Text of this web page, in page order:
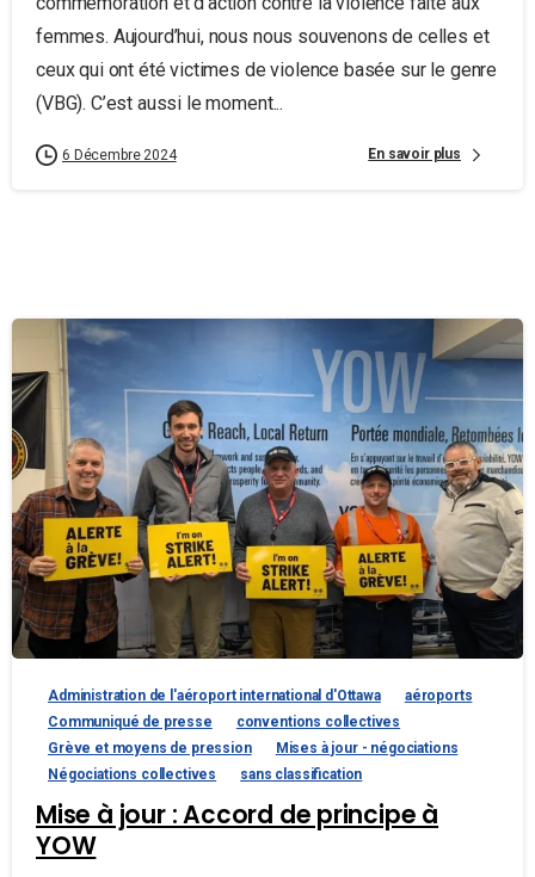
femmes. Aujourd’hui, nous nous souvenons de celles et
ceux qui ont été victimes de violence basée sur le genre
(VBG). C’est aussi le moment...
6 Décembre 2024 En savoir plus
Administration de l'aéroport international d'Ottawa
aéroports
Communiqué de presse
conventions collectives
Grève et moyens de pression
Mises à jour - négociations
Négociations collectives
sans classification
Mise à jour : Accord de principe à
YOW